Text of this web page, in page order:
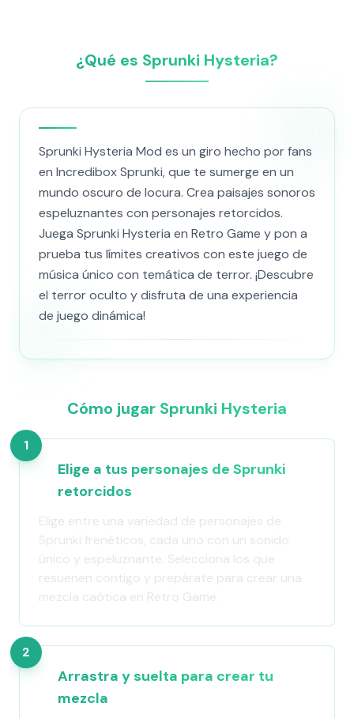
¿Qué es Sprunki Hysteria?
Sprunki Hysteria Mod es un giro hecho por fans
en Incredibox Sprunki, que te sumerge en un
mundo oscuro de locura. Crea paisajes sonoros
espeluznantes con personajes retorcidos.
Juega Sprunki Hysteria en Retro Game y pon a
prueba tus límites creativos con este juego de
música único con temática de terror. ¡Descubre
el terror oculto y disfruta de una experiencia
de juego dinámica!
Cómo jugar Sprunki Hysteria
1
Elige a tus personajes de Sprunki
retorcidos
Elige entre una variedad de personajes de
Sprunki frenéticos, cada uno con un sonido
único y espeluznante. Selecciona los que
resuenen contigo y prepárate para crear una
mezcla caótica en Retro Game.
2
Arrastra y suelta para crear tu
mezcla